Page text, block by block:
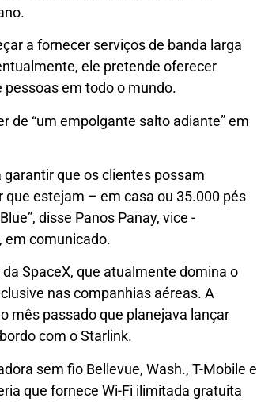
a fornecer serviços de banda larga
ele pretende oferecer
em todo o mundo.
de “um empolgante salto adiante” em
que os clientes possam
estejam – em casa ou 35.000 pés
disse Panos Panay, vice -
em comunicado.
SpaceX, que atualmente domina o
nas companhias aéreas. A
mês passado que planejava lançar
com o Starlink.
sem fio Bellevue, Wash., T-Mobile e
que fornece Wi-Fi ilimitada gratuita